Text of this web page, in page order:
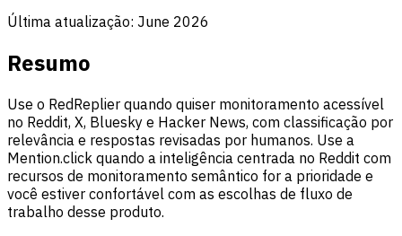
Última atualização: June 2026
Resumo
Use o RedReplier quando quiser monitoramento acessível
no Reddit, X, Bluesky e Hacker News, com classificação por
relevância e respostas revisadas por humanos. Use a
Mention.click quando a inteligência centrada no Reddit com
recursos de monitoramento semântico for a prioridade e
você estiver confortável com as escolhas de fluxo de
trabalho desse produto.